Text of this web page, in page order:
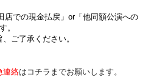
での現金払戻」or「他同額公演への
。
ご了承ください。
連絡はコチラまでお願いします。